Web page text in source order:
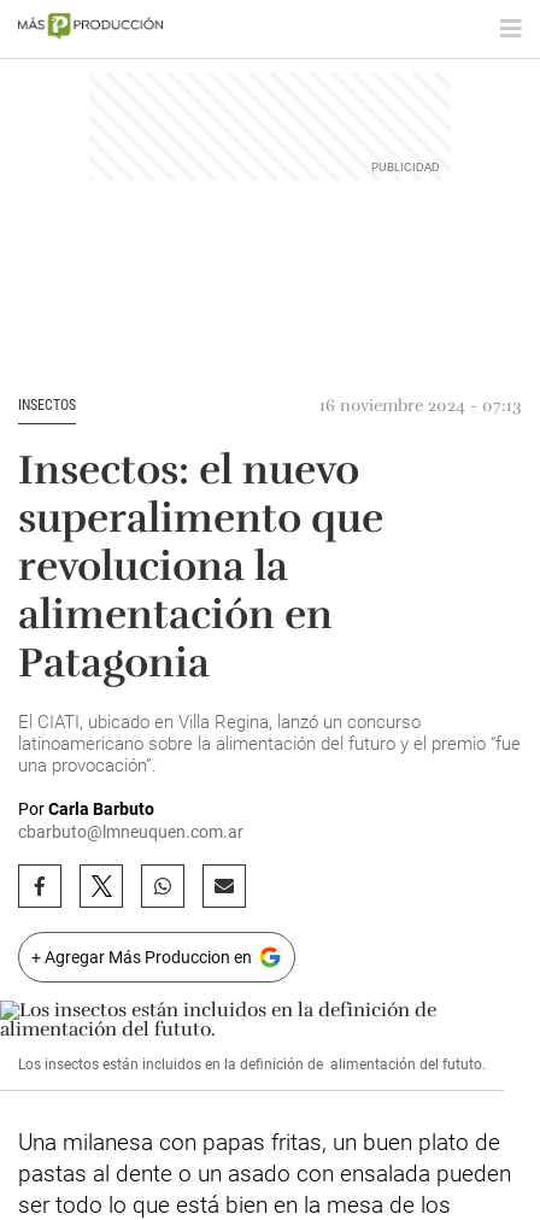
INSECTOS 16 noviembre 2024 - 07:13
Insectos: el nuevo
superalimento que
revoluciona la
alimentación en
Patagonia
El CIATI, ubicado en Villa Regina, lanzó un concurso
latinoamericano sobre la alimentación del futuro y el premio “fue
una provocación”.
PorCarla Barbuto
cbarbuto@lmneuquen.com.ar
+ Agregar Más Produccion en
Los insectos están incluidos en la definición de alimentación del fututo.
Una milanesa con papas fritas, un buen plato de
pastas al dente o un asado con ensalada pueden
ser todo lo que está bien en la mesa de los